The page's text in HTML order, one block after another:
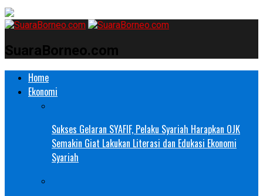
SuaraBorneo.com
Home
Ekonomi
Sukses Gelaran SYAFIF, Pelaku Syariah Harapkan OJK
Semakin Giat Lakukan Literasi dan Edukasi Ekonomi
Syariah